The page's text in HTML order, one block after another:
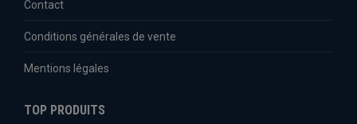
Contact
Conditions générales de vente
Mentions légales
TOP PRODUITS